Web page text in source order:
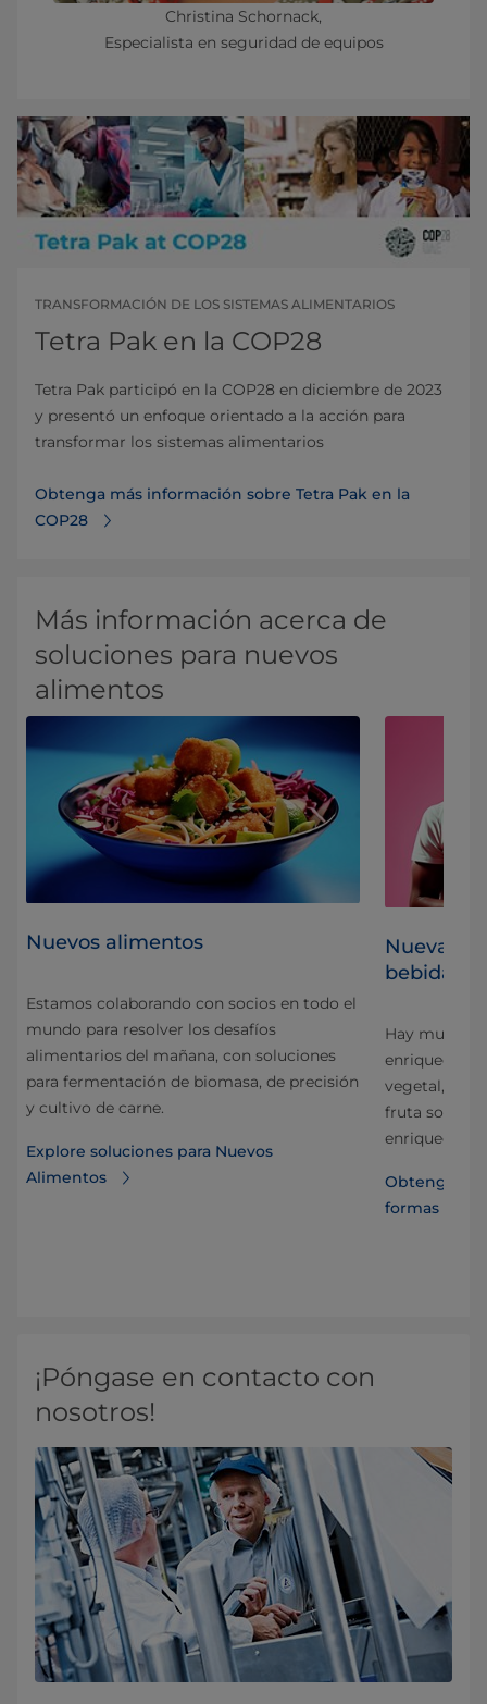
Christina Schornack,
Especialista en seguridad de equipos
TRANSFORMACIÓN DE LOS SISTEMAS ALIMENTARIOS
Tetra Pak en la COP28
Tetra Pak participó en la COP28 en diciembre de 2023
y presentó un enfoque orientado a la acción para
transformar los sistemas alimentarios
Obtenga más información sobre Tetra Pak en la
COP28
Más información acerca de
soluciones para nuevos
alimentos
Nuevos alimentos
Estamos colaborando con socios en todo el
mundo para resolver los desafíos
alimentarios del mañana, con soluciones
para fermentación de biomasa, de precisión
y cultivo de carne.
Explore soluciones para Nuevos
Alimentos
Nuevas
bebidas
Hay muchas
vegetal, las
fruta son
Obtenga
formas de
¡Póngase en contacto con
nosotros!